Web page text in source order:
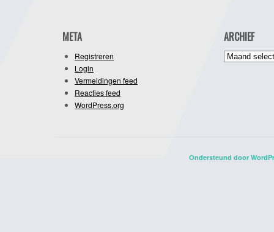
META
Registreren
Login
Vermeldingen feed
Reacties feed
WordPress.org
ARCHIEF
Archief
Ondersteund door